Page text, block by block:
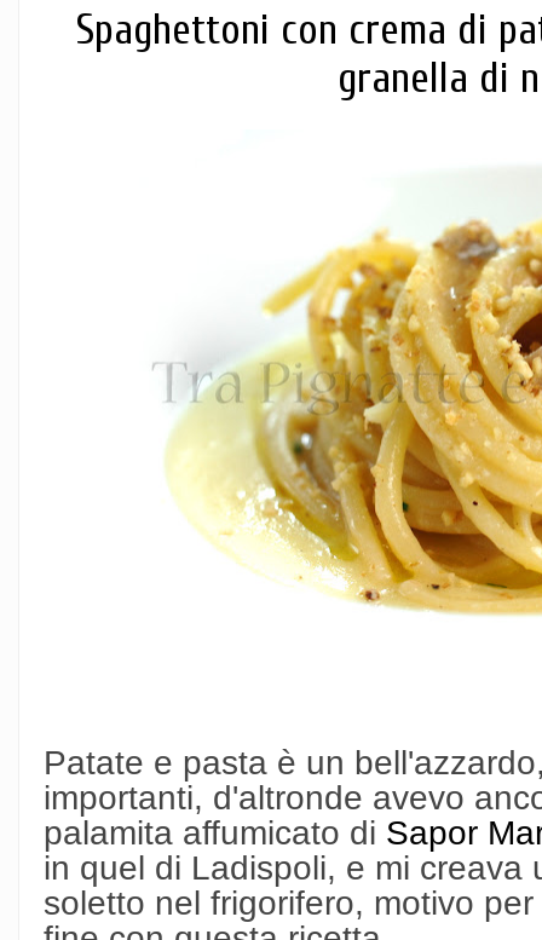
Spaghettoni con crema di
granella di
Patate e pasta è un
importanti, d'altronde avevo
palamita affumicato di Sapor
in quel di Ladispoli, e mi
soletto nel frigorifero, motivo